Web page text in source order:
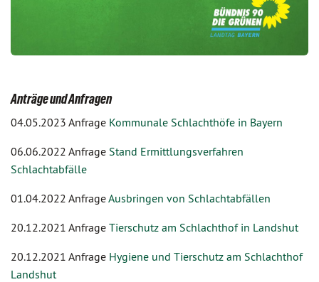
Anträge und Anfragen
04.05.2023 Anfrage Kommunale Schlachthöfe in Bayern
06.06.2022 Anfrage Stand Ermittlungsverfahren
Schlachtabfälle
01.04.2022 AnfrageAusbringen von Schlachtabfällen
20.12.2021 Anfrage Tierschutz am Schlachthof in Landshut
20.12.2021 Anfrage Hygiene und Tierschutz am Schlachthof
Landshut